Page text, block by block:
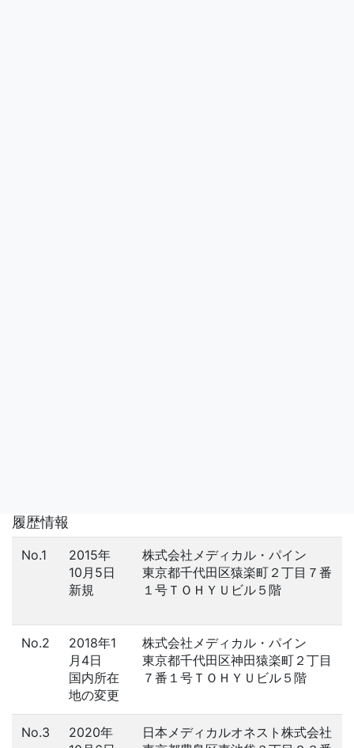
履歴情報
No.1
2015年
10月5日
新規
株式会社メディカル・パイン
東京都千代田区猿楽町２丁目７番
１号ＴＯＨＹＵビル５階
No.2
2018年1
月4日
国内所在
地の変更
株式会社メディカル・パイン
東京都千代田区神田猿楽町２丁目
７番１号ＴＯＨＹＵビル５階
No.3
2020年
日本メディカルオネスト株式会社